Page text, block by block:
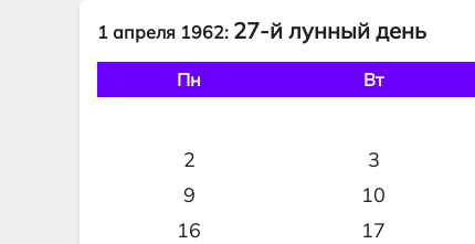
1 апреля 1962: 27-й лунный день
Пн Вт
2
3
9
10
16
17